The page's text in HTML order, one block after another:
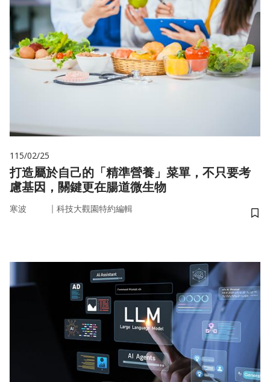
115/02/25
打造屬於自己的「精準營養」菜單，不只要考
慮基因，關鍵更在腸道微生物
寒波 ｜ 科技大觀園特約編輯
儲